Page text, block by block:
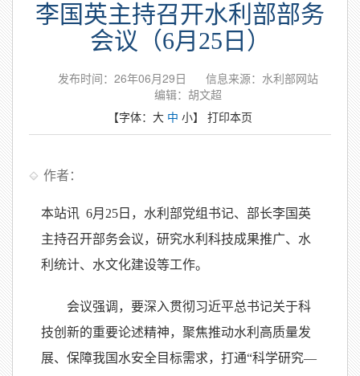
李国英主持召开水利部部务
会议（6月25日）
发布时间：26年06月29日
信息来源：水利部网站
编辑：胡文超
【字体： 大 中 小】 打印本页
作者：
本站讯 6月25日，水利部党组书记、部长李国英
主持召开部务会议，研究水利科技成果推广、水
利统计、水文化建设等工作。
会议强调，要深入贯彻习近平总书记关于科
技创新的重要论述精神，聚焦推动水利高质量发
展、保障我国水安全目标需求，打通“科学研究—